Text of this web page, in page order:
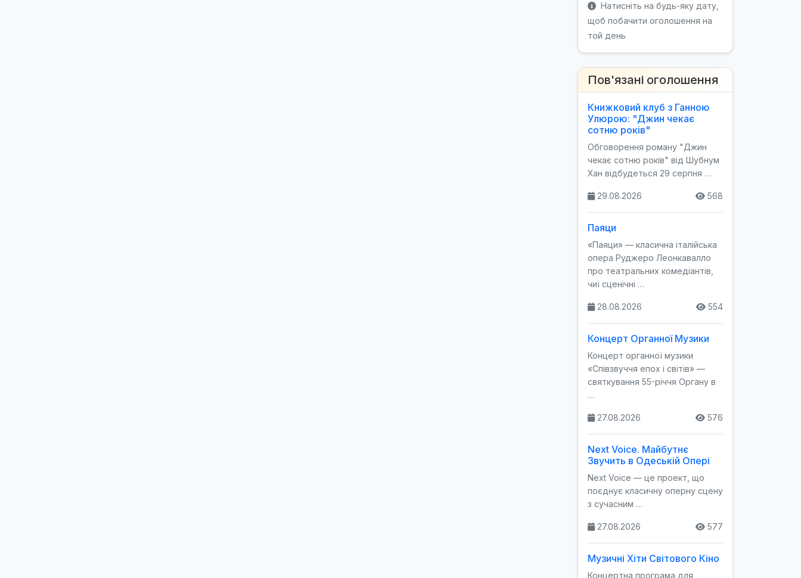
Натисніть на будь-яку дату,
щоб побачити оголошення на
той день
Пов'язані оголошення
Книжковий клуб з Ганною
Улюрою: "Джин чекає
сотню років"
Обговорення роману "Джин
чекає сотню років" від Шубнум
Хан відбудеться 29 серпня …
29.08.2026 568
Паяци
«Паяци» — класична італійська
опера Руджеро Леонкавалло
про театральних комедіантів,
чиї сценічні …
28.08.2026 554
Концерт Органної Музики
Концерт органної музики
«Співзвуччя епох і світів» —
святкування 55-річчя Органу в
…
27.08.2026 576
Next Voice. Майбутнє
Звучить в Одеській Опері
Next Voice — це проект, що
поєднує класичну оперну сцену
з сучасним …
27.08.2026 577
Музичні Хіти Світового Кіно
Концертна програма для